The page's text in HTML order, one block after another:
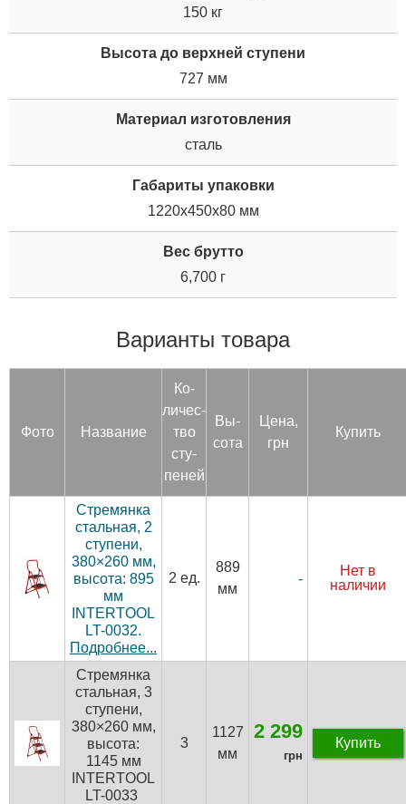
150 кг
Высота до верхней ступени
727 мм
Материал изготовления
сталь
Габариты упаковки
1220x450x80 мм
Вес брутто
6,700 г
Варианты товара
Фото Название
Ко­
личес­
тво
сту­
пеней
Вы­
сота
Цена,
грн
Купить
Стремянка
стальная, 2
ступени,
380×260 мм,
высота: 895
мм
INTERTOOL
LT-0032.
Подробнее...
2 ед.
889
мм
-
Нет в
наличии
Стремянка
стальная, 3
ступени,
380×260 мм,
высота:
1145 мм
INTERTOOL
LT-0033
3
1127
мм
2 299
грн
Купить